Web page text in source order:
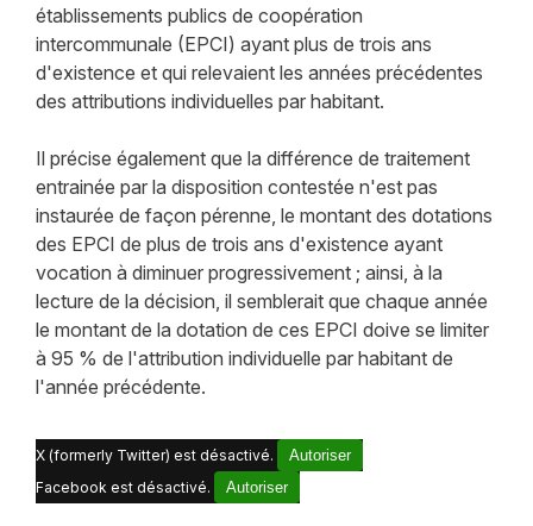
établissements publics de coopération
intercommunale (EPCI) ayant plus de trois ans
d'existence et qui relevaient les années précédentes
des attributions individuelles par habitant.
Il précise également que la différence de traitement
entrainée par la disposition contestée n'est pas
instaurée de façon pérenne, le montant des dotations
des EPCI de plus de trois ans d'existence ayant
vocation à diminuer progressivement ; ainsi, à la
lecture de la décision, il semblerait que chaque année
le montant de la dotation de ces EPCI doive se limiter
à 95 % de l'attribution individuelle par habitant de
l'année précédente.
X (formerly Twitter) est désactivé.
Autoriser
Facebook est désactivé.
Autoriser